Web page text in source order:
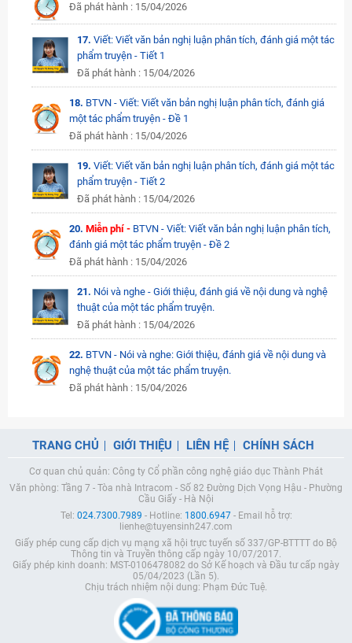
Đã phát hành : 15/04/2026
17. Viết: Viết văn bản nghị luận phân tích, đánh giá một tác
phẩm truyện - Tiết 1
Đã phát hành : 15/04/2026
18. BTVN - Viết: Viết văn bản nghị luận phân tích, đánh giá
một tác phẩm truyện - Đề 1
Đã phát hành : 15/04/2026
19. Viết: Viết văn bản nghị luận phân tích, đánh giá một tác
phẩm truyện - Tiết 2
Đã phát hành : 15/04/2026
20.Miễn phí - BTVN - Viết: Viết văn bản nghị luận phân tích,
đánh giá một tác phẩm truyện - Đề 2
Đã phát hành : 15/04/2026
21. Nói và nghe - Giới thiệu, đánh giá về nội dung và nghệ
thuật của một tác phẩm truyện.
Đã phát hành : 15/04/2026
22. BTVN - Nói và nghe: Giới thiệu, đánh giá về nội dung và
nghệ thuật của một tác phẩm truyện.
Đã phát hành : 15/04/2026
TRANG CHỦ GIỚI THIỆU LIÊN HỆ CHÍNH SÁCH
Cơ quan chủ quản: Công ty Cổ phần công nghệ giáo dục Thành Phát
Văn phòng: Tầng 7 - Tòa nhà Intracom - Số 82 Đường Dịch Vọng Hậu - Phường
Cầu Giấy - Hà Nội
Tel: 024.7300.7989 - Hotline: 1800.6947- Email hỗ trợ:
lienhe@tuyensinh247.com
Giấy phép cung cấp dịch vụ mạng xã hội trực tuyến số 337/GP-BTTTT do Bộ
Thông tin và Truyền thông cấp ngày 10/07/2017.
Giấy phép kinh doanh: MST-0106478082 do Sở Kế hoạch và Đầu tư cấp ngày
05/04/2023 (Lần 5).
Chịu trách nhiệm nội dung: Phạm Đức Tuệ.